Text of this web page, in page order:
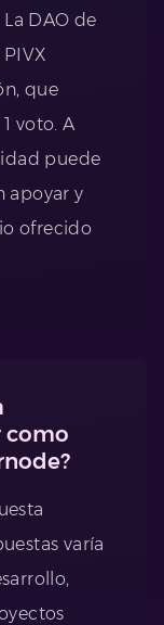
DAO de
que
voto. A
puede
apoyar y
ofrecido
como
varía